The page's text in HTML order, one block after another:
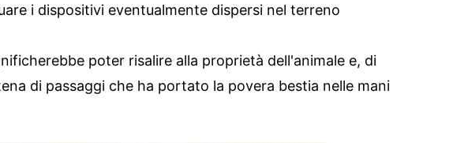
i dispositivi eventualmente dispersi nel terreno
poter risalire alla proprietà dell'animale e, di
di passaggi che ha portato la povera bestia nelle mani